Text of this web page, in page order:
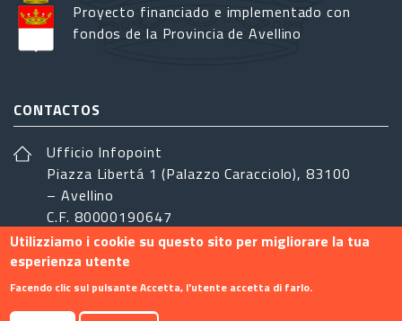
Proyecto financiado e implementado con
fondos de la Provincia de Avellino
CONTACTOS
Ufficio Infopoint
Piazza Libertá 1 (Palazzo Caracciolo), 83100
– Avellino
C.F. 80000190647
sistemairpinia@provincia.avellino.it
SÍGANOS
Utilizziamo i cookie su questo sito per migliorare la tua
esperienza utente
Facendo clic sul pulsante Accetta, l'utente accetta di farlo.